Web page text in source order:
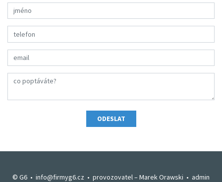
Jméno *
Telefon
Emailová adresa *
Text poptávky *
ODESLAT
© G6 • info@firmyg6.cz • provozovatel –Marek Orawski • admin